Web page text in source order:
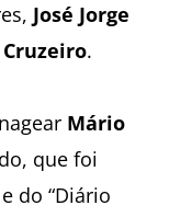
José Jorge
.
Mário
que foi
do “Diário